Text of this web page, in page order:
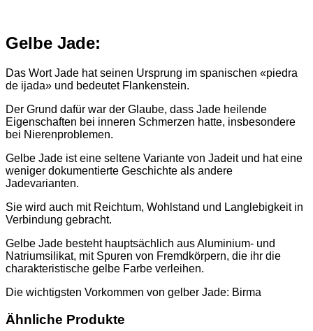
Gelbe Jade:
Das Wort Jade hat seinen Ursprung im spanischen «piedra
de ijada» und bedeutet Flankenstein.
Der Grund dafür war der Glaube, dass Jade heilende
Eigenschaften bei inneren Schmerzen hatte, insbesondere
bei Nierenproblemen.
Gelbe Jade ist eine seltene Variante von Jadeit und hat eine
weniger dokumentierte Geschichte als andere
Jadevarianten.
Sie wird auch mit Reichtum, Wohlstand und Langlebigkeit in
Verbindung gebracht.
Gelbe Jade besteht hauptsächlich aus Aluminium- und
Natriumsilikat, mit Spuren von Fremdkörpern, die ihr die
charakteristische gelbe Farbe verleihen.
Die wichtigsten Vorkommen von gelber Jade: Birma
Ähnliche Produkte